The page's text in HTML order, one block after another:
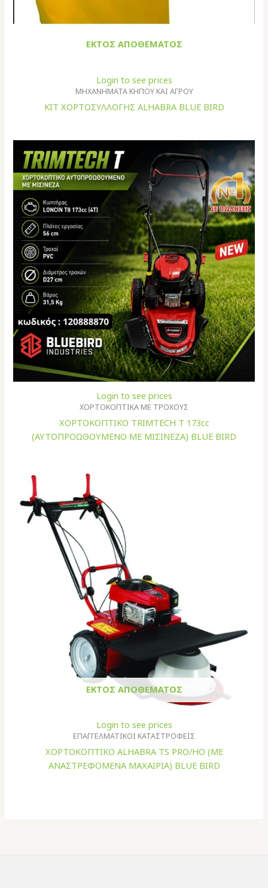
ΕΚΤΌΣ ΑΠΟΘΈΜΑΤΟΣ
Login to see prices
ΜΗΧΑΝΗΜΑΤΑ ΚΗΠΟΥ ΚΑΙ ΑΓΡΟΥ
ΚΙΤ ΧΟΡΤΟΣΥΛΛΟΓΗΣ ALHABRA BLUE BIRD
Login to see prices
ΧΟΡΤΟΚΟΠΤΙΚΑ ΜΕ ΤΡΟΧΟΥΣ
ΧΟΡΤΟΚΟΠΤΙΚO TRIMTECH T 173cc
(ΑΥΤΟΠΡΟΩΘΟΥΜΕΝO ME ΜΙΣΙΝΕΖΑ) BLUE BIRD
ΕΚΤΌΣ ΑΠΟΘΈΜΑΤΟΣ
Login to see prices
ΕΠΑΓΓΕΛΜΑΤΙΚΟΙ ΚΑΤΑΣΤΡΟΦΕΙΣ
ΧΟΡΤΟΚΟΠΤΙΚΟ ALHABRA TS PRO/HO (ΜΕ
AΝΑΣΤΡΕΦΟΜΕΝΑ ΜΑΧΑΙΡΙΑ) BLUE BIRD